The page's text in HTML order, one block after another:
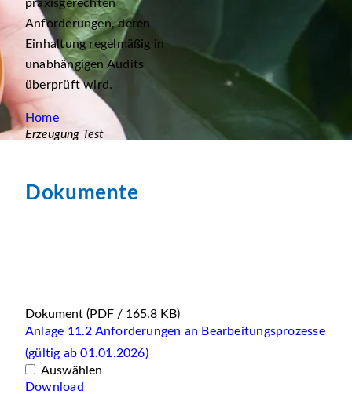
praxisgerechten
Anforderungen, deren
Einhaltung regelmäßig in
unabhängigen Audits
überprüft wird.
Home
Erzeugung Test
Dokumente
Dokument (PDF / 165.8 KB)
Anlage 11.2 Anforderungen an Bearbeitungsprozesse
(gültig ab 01.01.2026)
Auswählen
Download